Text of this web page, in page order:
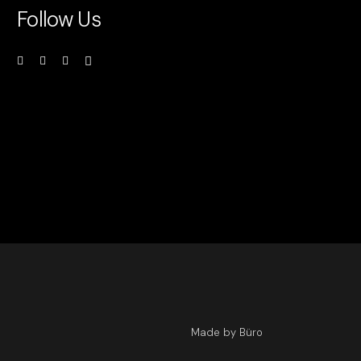
Follow Us
Made by Büro